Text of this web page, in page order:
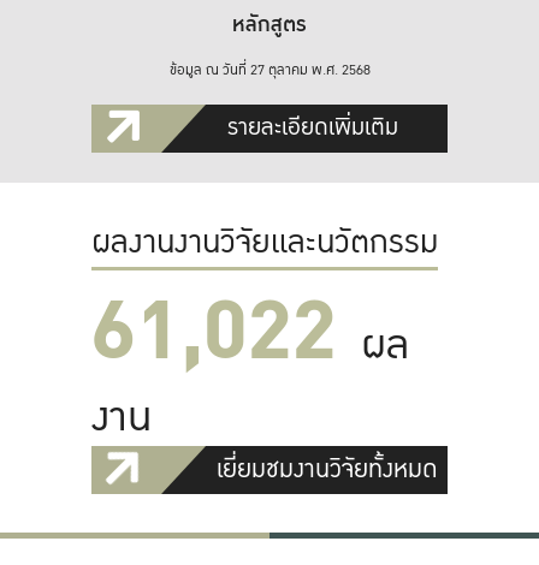
หลักสูตร
ข้อมูล ณ วันที่ 27 ตุลาคม พ.ศ. 2568
รายละเอียดเพิ่มเติม
ผลงานงานวิจัยและนวัตกรรม
61,022 ผล
งาน
เยี่ยมชมงานวิจัยทั้งหมด